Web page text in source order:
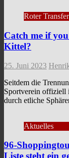
Roter Transfer
Catch me if
Kittel?
25. Juni 2023
Seitdem die
Sportverein offiziell
durch etliche
Aktuelles
96-
Liste steht ein